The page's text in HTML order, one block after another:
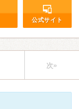
公式サイト
次»